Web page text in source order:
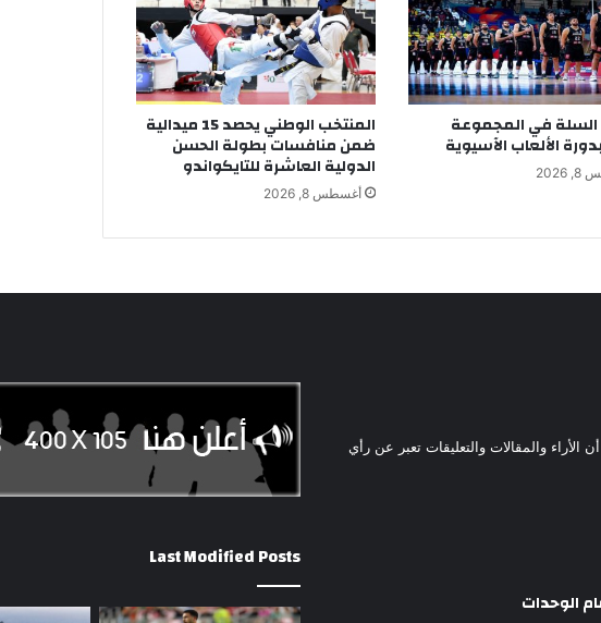
في المجموعة
بدورة الألعاب الآسيوية
المنتخب الوطني يحصد 15 ميدالية
ضمن منافسات بطولة الحسن
الدولية العاشرة للتايكواندو
أغسطس 8, 2026
والمقالات والتعليقات تعبر عن رأي
الوحدات
Last Modified Posts